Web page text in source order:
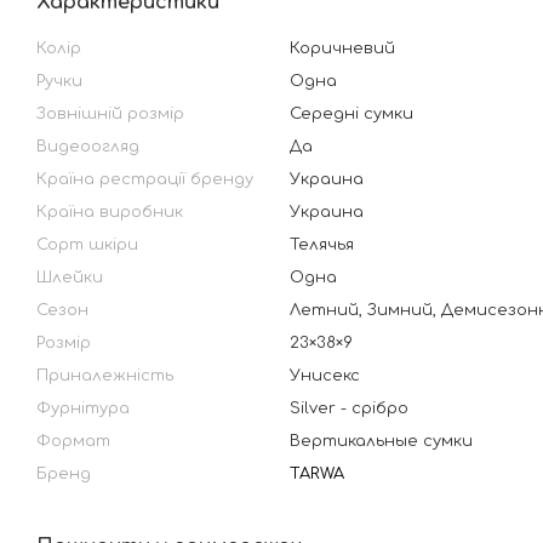
Колір
Коричневий
Ручки
Одна
Зовнішній розмір
Середні сумки
Видеоогляд
Да
Країна рестрації бренду
Украина
Країна виробник
Украина
Сорт шкіри
Телячья
Шлейки
Одна
Сезон
Летний, Зимний,
Розмір
23×38×9
Приналежність
Унисекс
Фурнітура
Silver - срібро
Формат
Вертикальные сумки
Бренд
TARWA